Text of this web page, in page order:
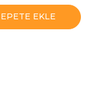
EKLE